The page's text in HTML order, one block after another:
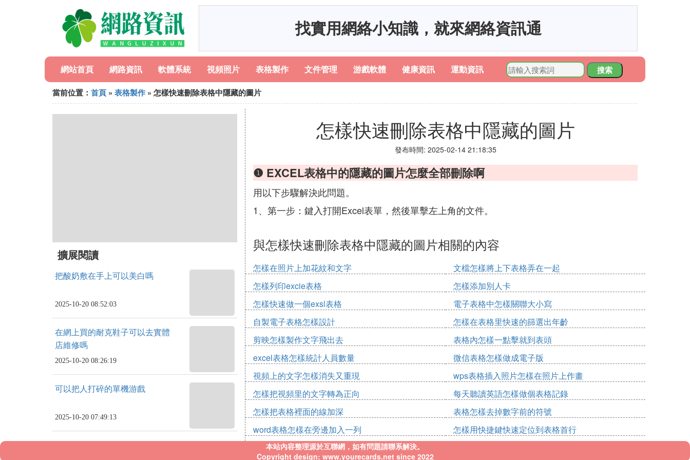
找實用網絡小知識，就來網絡資訊通
網站首頁 網路資訊 軟體系統 視頻照片 表格製作 文件管理 游戲軟體 健康資訊 運動資訊
搜索
當前位置： 首頁 » 表格製作 » 怎樣快速刪除表格中隱藏的圖片
擴展閱讀
把酸奶敷在手上可以美白嗎
2025-10-20 08:52:03
在網上買的耐克鞋子可以去實體
店維修嗎
2025-10-20 08:26:19
可以把人打碎的單機游戲
2025-10-20 07:49:13
怎樣快速刪除表格中隱藏的圖片
發布時間: 2025-02-14 21:18:35
❶ EXCEL表格中的隱藏的圖片怎麼全部刪除啊
用以下步驟解決此問題。
1、第一步：鍵入打開Excel表單，然後單擊左上角的文件。
與怎樣快速刪除表格中隱藏的圖片相關的內容
怎樣在照片上加花紋和文字
文檔怎樣將上下表格弄在一起
怎樣列印excie表格
怎樣添加別人卡
怎樣快速做一個exsl表格
電子表格中怎樣關聯大小寫
自製電子表格怎樣設計
怎樣在表格里快速的篩選出年齡
剪映怎樣製作文字飛出去
表格內怎樣一點擊就到表頭
excel表格怎樣統計人員數量
微信表格怎樣做成電子版
視頻上的文字怎樣消失又重現
wps表格插入照片怎樣在照片上作畫
怎樣把視頻里的文字轉為正向
每天聽讀英語怎樣做個表格記錄
怎樣把表格裡面的線加深
表格怎樣去掉數字前的符號
word表格怎樣在旁邊加入一列
怎樣用快捷鍵快速定位到表格首行
本站內容整理源於互聯網，如有問題請聯系解決。
Copyright design: www.yourecards.net since 2022